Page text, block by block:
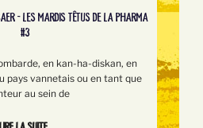
- LES MARDIS TÊTUS DE LA PHARMA
#3
en kan-ha-diskan, en
pays vannetais ou en tant que
au sein de